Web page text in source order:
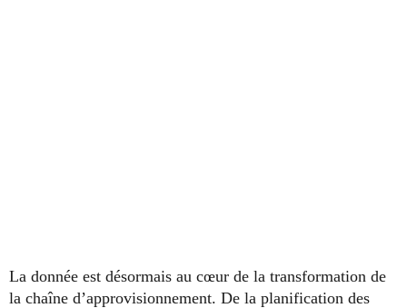
La donnée est désormais au cœur de la transformation de
la chaîne d’approvisionnement. De la planification des